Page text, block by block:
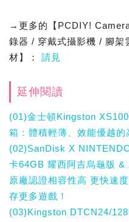
→更多的【PCDIY!
錄器 / 穿戴式攝影機 / 腳架
材】： 請見
延伸閱讀
(01)金士頓Kingston
箱：體積輕薄、效能優越的
(02)SanDisk X
卡64GB 耀西阿吉烏龜版 &
原廠認證相容性高 更快速
存更多遊戲！
(03)Kingston DTCN24/